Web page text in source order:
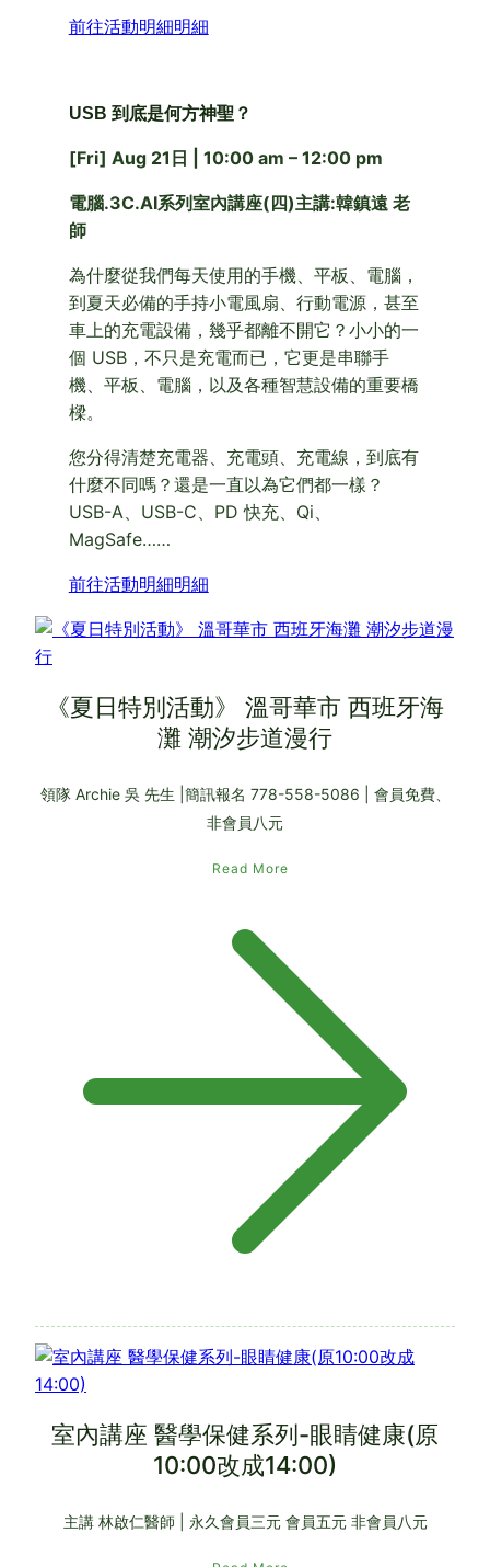
前往活動明細明細
USB 到底是何方神聖？
[Fri] Aug 21日 | 10:00 am – 12:00 pm
電腦.3C.AI系列室內講座(四)主講:韓鎮遠 老
師
為什麼從我們每天使用的手機、平板、電腦，
到夏天必備的手持小電風扇、行動電源，甚至
車上的充電設備，幾乎都離不開它？小小的一
個 USB，不只是充電而已，它更是串聯手
機、平板、電腦，以及各種智慧設備的重要橋
樑。
您分得清楚充電器、充電頭、充電線，到底有
什麼不同嗎？還是一直以為它們都一樣？
USB-A、USB-C、PD 快充、Qi、
MagSafe……
前往活動明細明細
《夏日特別活動》 溫哥華市 西班牙海
灘 潮汐步道漫行
領隊 Archie 吳 先生 |簡訊報名 778-558-5086 | 會員免費、
非會員八元
Read More
室內講座 醫學保健系列-眼睛健康(原
10:00改成14:00)
主講 林啟仁醫師 | 永久會員三元 會員五元 非會員八元